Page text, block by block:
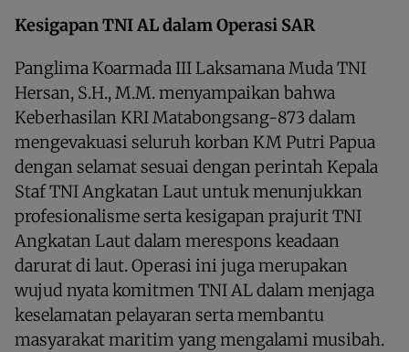
Kesigapan TNI AL dalam Operasi SAR
Panglima Koarmada III Laksamana Muda TNI
Hersan, S.H., M.M. menyampaikan bahwa
Keberhasilan KRI Matabongsang-873 dalam
mengevakuasi seluruh korban KM Putri Papua
dengan selamat sesuai dengan perintah Kepala
Staf TNI Angkatan Laut untuk menunjukkan
profesionalisme serta kesigapan prajurit TNI
Angkatan Laut dalam merespons keadaan
darurat di laut. Operasi ini juga merupakan
wujud nyata komitmen TNI AL dalam menjaga
keselamatan pelayaran serta membantu
masyarakat maritim yang mengalami musibah.